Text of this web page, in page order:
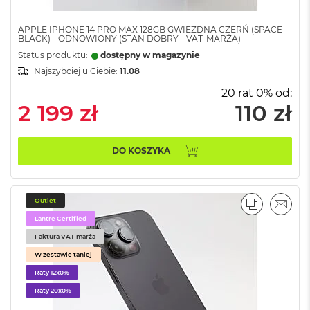
w
i
e
z
d
a
s
o
ś
ć
M
a
c
B
o
o
k
APPLE IPHONE 14 PRO MAX 128GB GWIEZDNA CZERŃ (SPACE
BLACK) - ODNOWIONY (STAN DOBRY - VAT-MARŻA)
Status produktu:
dostępny w magazynie
Najszybciej u Ciebie: 11.08
2 199 zł
20 rat 0% od:
110 zł
DO KOSZYKA
Outlet
Lantre Certified
Faktura VAT-marża
W zestawie taniej
Raty 12x0%
Raty 20x0%